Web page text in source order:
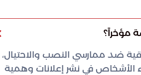
ضد ممارسي النصب والاحتيال،
الأشخاص في نشر إعلانات وهمية